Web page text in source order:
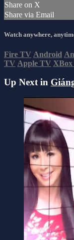
Share on X
Share via Email
Watch anywhere,
Fire TV Android
TV Apple TV XBox
Up Next in